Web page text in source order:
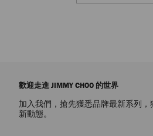
歡迎走進 JIMMY CHOO 的世界
加入我們，搶先獲悉品牌最新系列
新動態。